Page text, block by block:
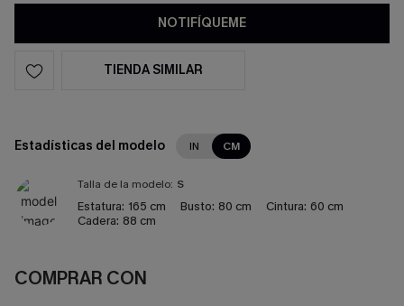
NOTIFÍQUEME
TIENDA SIMILAR
Estadísticas del modelo IN CM
Talla de la modelo: S
Estatura: 165 cm Busto: 80 cm Cintura: 60 cm
Cadera: 88 cm
COMPRAR CON